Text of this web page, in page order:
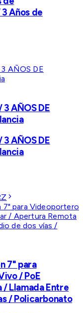
Años de
3 AÑOS DE
3 AÑOS DE
7" para
/ PoE
Llamada Entre
/ Policarbonato